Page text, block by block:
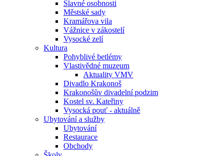
Slavné osobnosti
Městské sady
Kramářova vila
Vážnice v zákostelí
Vysocké zelí
Kultura
Pohyblivé betlémy
Vlastivědné muzeum
Aktuality VMV
Divadlo Krakonoš
Krakonošův divadelní podzim
Kostel sv. Kateřiny
Vysocká pouť - aktuálně
Ubytování a služby
Ubytování
Restaurace
Obchody